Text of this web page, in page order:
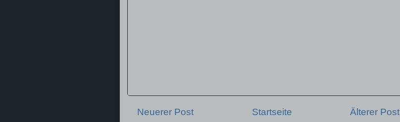
Neuerer Post Älterer Post
Startseite